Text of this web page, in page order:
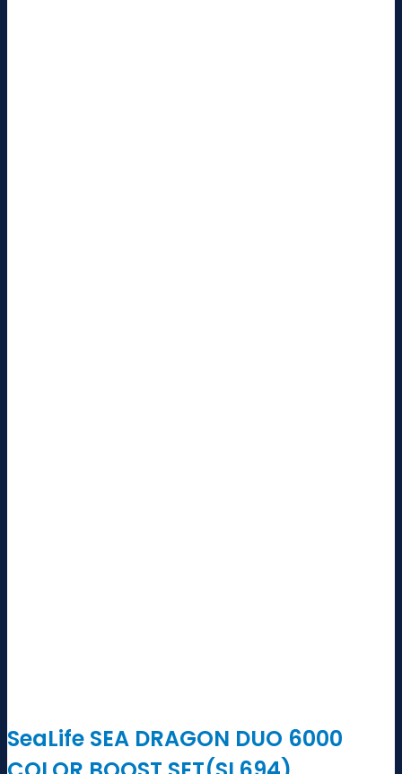
SeaLife SEA DRAGON DUO 6000